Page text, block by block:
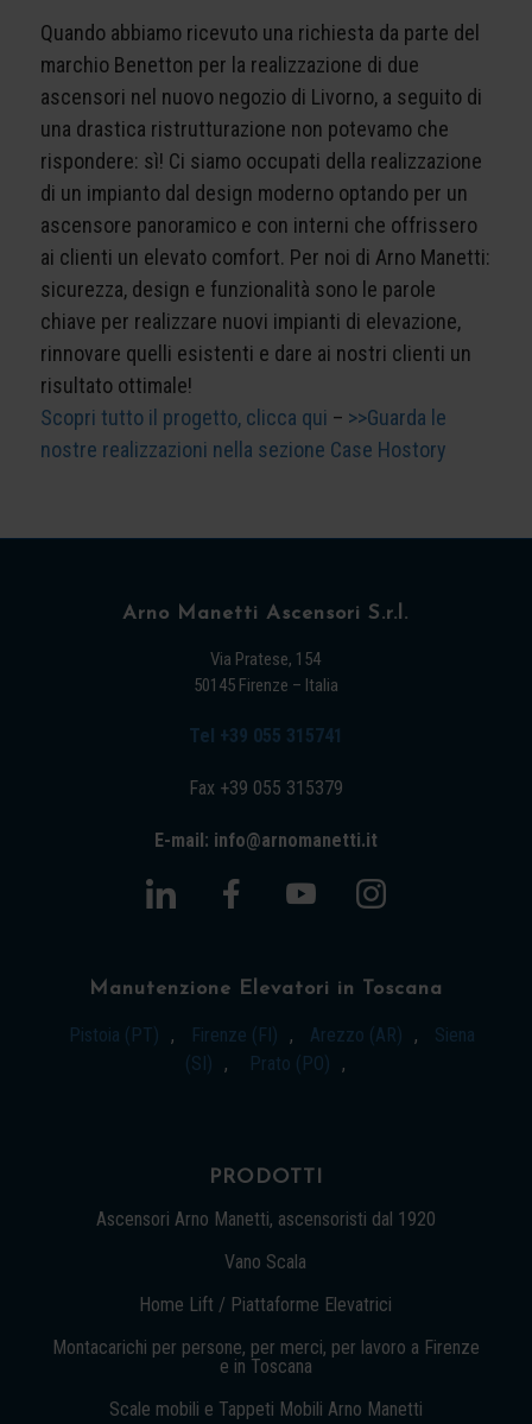
Quando abbiamo ricevuto una richiesta da parte del
marchio Benetton per la realizzazione di due
ascensori nel nuovo negozio di Livorno, a seguito di
una drastica ristrutturazione non potevamo che
rispondere: sì! Ci siamo occupati della realizzazione
di un impianto dal design moderno optando per un
ascensore panoramico e con interni che offrissero
ai clienti un elevato comfort. Per noi di Arno Manetti:
sicurezza, design e funzionalità sono le parole
chiave per realizzare nuovi impianti di elevazione,
rinnovare quelli esistenti e dare ai nostri clienti un
risultato ottimale!
Scopri tutto il progetto, clicca qui – >>Guarda le
nostre realizzazioni nella sezione Case Hostory
Arno Manetti Ascensori S.r.l.
Via Pratese, 154
50145 Firenze – Italia
Tel +39 055 315741
Fax +39 055 315379
E-mail: info@arnomanetti.it
Manutenzione Elevatori in Toscana
Pistoia (PT) , Firenze (FI) , Arezzo (AR) ,
Siena
(SI)
, Prato (PO) ,
PRODOTTI
Ascensori Arno Manetti, ascensoristi dal 1920
Vano Scala
Home Lift / Piattaforme Elevatrici
Montacarichi per persone, per merci, per lavoro a Firenze
e in Toscana
Scale mobili e Tappeti Mobili Arno Manetti